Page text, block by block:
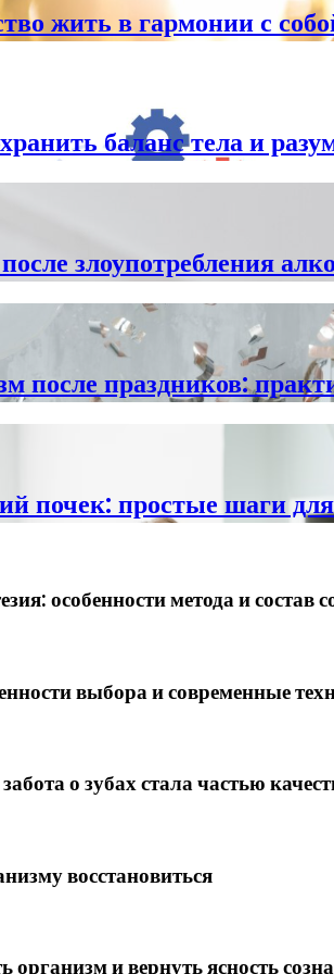
жить в гармонии с
баланс тела и
злоупотребления
после праздников:
почек: простые шаги
особенности метода и состав
выбора и современные
о зубах стала частью
восстановиться
организм и вернуть ясность